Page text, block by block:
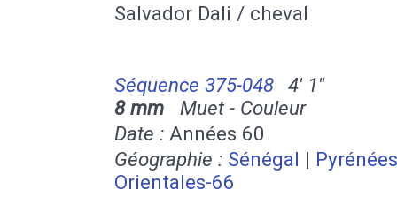
Salvador Dali / cheval
Séquence 375-048
4' 1''
8 mm Muet - Couleur
Date : Années 60
Géographie : Sénégal |
Orientales-66